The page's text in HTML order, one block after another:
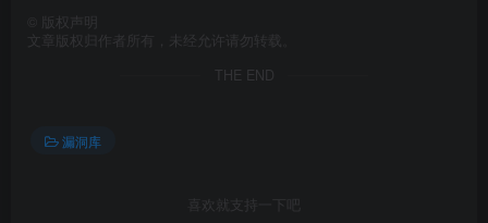
版权声明
文章版权归作者所有，未经允许请勿转载。
THE END
漏洞库
喜欢就支持一下吧